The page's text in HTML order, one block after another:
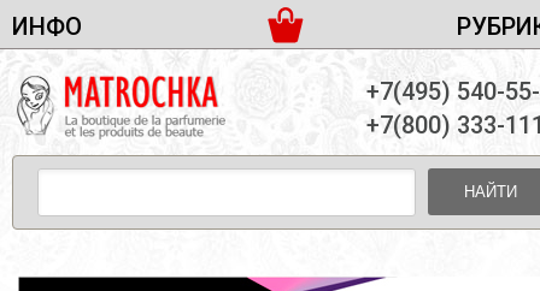
ИНФО
ДОСТАВКА И ОПЛАТА
ПАРТНЕРСТВО
КОНТАКТЫ
ЖЕНСКАЯ ПАРФЮМЕРИЯ
МУЖСКАЯ ПАРФЮМЕРИЯ
УНИСЕКС ПАРФЮМЕРИЯ
ЖЕНСКИЕ НАБОРЫ
МУЖСКИЕ НАБОРЫ
+7(495) 540-
+7(800) 333-
НАЙТИ